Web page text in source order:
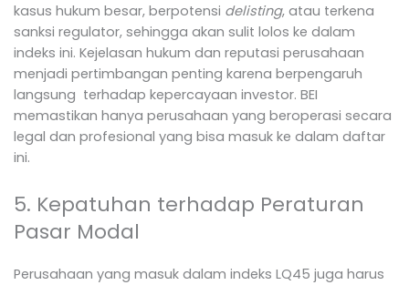
kasus hukum besar, berpotensi delisting, atau terkena
sanksi regulator, sehingga akan sulit lolos ke dalam
indeks ini. Kejelasan hukum dan reputasi perusahaan
menjadi pertimbangan penting karena berpengaruh
langsung terhadap kepercayaan investor. BEI
memastikan hanya perusahaan yang beroperasi secara
legal dan profesional yang bisa masuk ke dalam daftar
ini.
5. Kepatuhan terhadap Peraturan
Pasar Modal
Perusahaan yang masuk dalam indeks LQ45 juga harus